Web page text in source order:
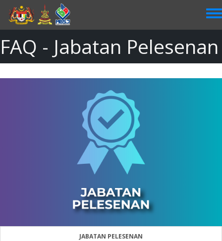
main
content
FAQ - Jabatan Pelesenan
JABATAN PELESENAN